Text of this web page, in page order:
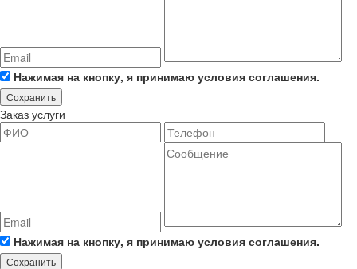
Нажимая на кнопку, я принимаю условия соглашения.
Сохранить
Заказ услуги
Нажимая на кнопку, я принимаю условия соглашения.
Сохранить